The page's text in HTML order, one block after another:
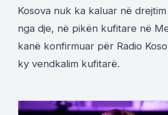
Kosova nuk ka kaluar në
nga dje, në pikën kufitare në
kanë konfirmuar për Radio
ky vendkalim kufitarë.